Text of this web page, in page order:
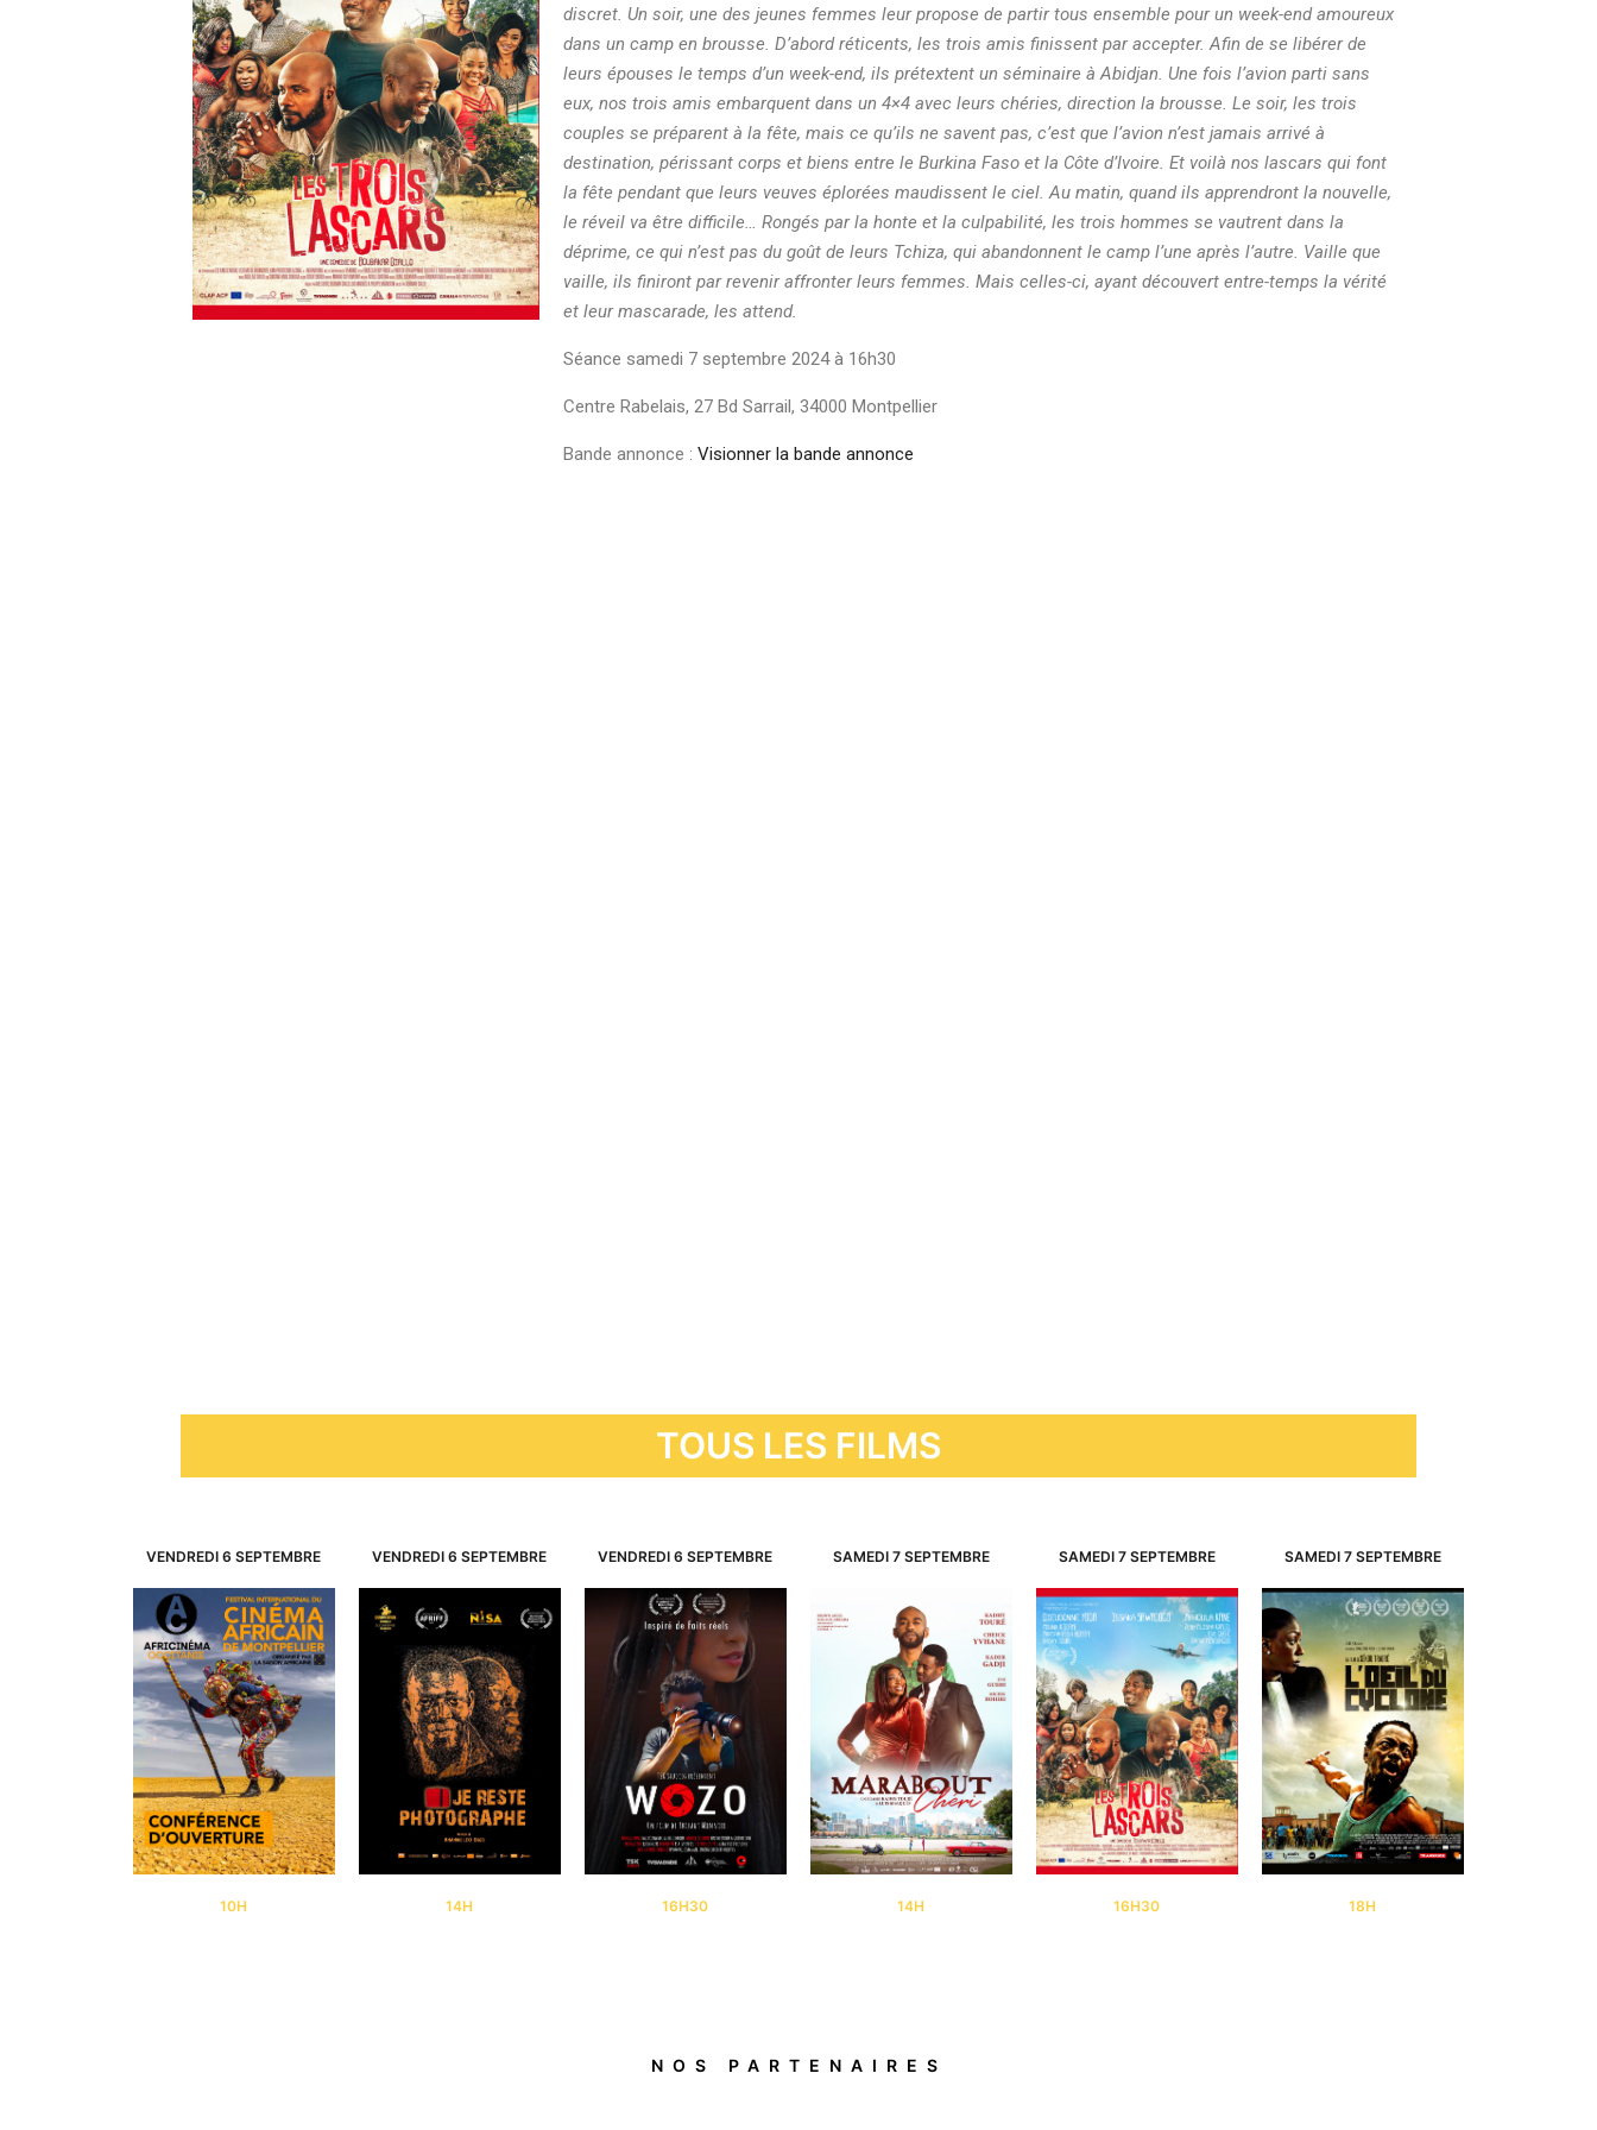
discret. Un soir, une des jeunes femmes leur propose de partir tous ensemble pour un week-end amoureux
dans un camp en brousse. D’abord réticents, les trois amis finissent par accepter. Afin de se libérer de
leurs épouses le temps d’un week-end, ils prétextent un séminaire à Abidjan. Une fois l’avion parti sans
eux, nos trois amis embarquent dans un 4×4 avec leurs chéries, direction la brousse. Le soir, les trois
couples se préparent à la fête, mais ce qu’ils ne savent pas, c’est que l’avion n’est jamais arrivé à
destination, périssant corps et biens entre le Burkina Faso et la Côte d’Ivoire. Et voilà nos lascars qui font
la fête pendant que leurs veuves éplorées maudissent le ciel.Au matin, quand ils apprendront la nouvelle,
le réveil va être difficile… Rongés par la honte et la culpabilité, les trois hommes se vautrent dans la
déprime, ce qui n’est pas du goût de leurs Tchiza, qui abandonnent le camp l’une après l’autre. Vaille que
vaille, ils finiront par revenir affronter leurs femmes. Mais celles-ci, ayant découvert entre-temps la vérité
et leur mascarade, les attend.
Séance samedi 7 septembre 2024 à 16h30
Centre Rabelais, 27 Bd Sarrail, 34000 Montpellier
Bande annonce : Visionner la bande annonce
TOUS LES FILMS
VENDREDI 6 SEPTEMBRE
10H
VENDREDI 6 SEPTEMBRE
14H
VENDREDI 6 SEPTEMBRE
16H30
SAMEDI 7 SEPTEMBRE
14H
SAMEDI 7 SEPTEMBRE
16H30
SAMEDI 7 SEPTEMBRE
18H
NOS PARTENAIRES